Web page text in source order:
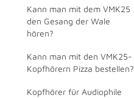
Kann man mit dem VMK25
den Gesang der Wale
hören?
Kann man mit den VMK25-
Kopfhörern Pizza bestellen?
Kopfhörer für Audiophile